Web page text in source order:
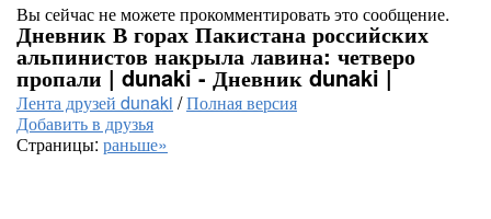
Вы сейчас не можете прокомментировать это сообщение.
Дневник В горах Пакистана российских
альпинистов накрыла лавина: четверо
пропали | dunaki - Дневник dunaki |
Лента друзей dunaki /Полная версия
Добавить в друзья
Страницы: раньше»